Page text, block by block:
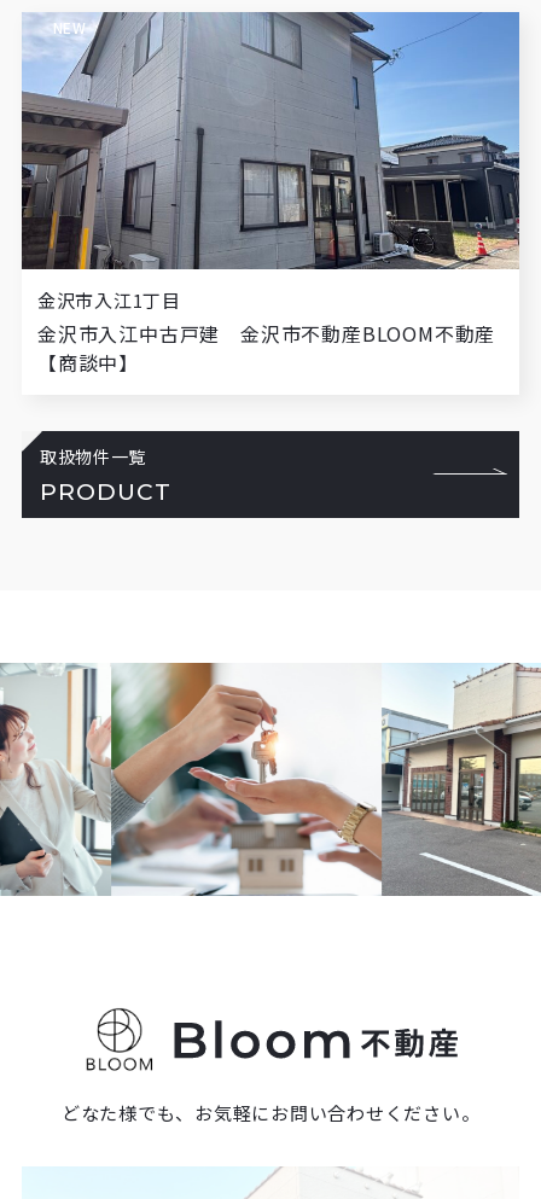
金沢市入江1丁目
金沢市入江中古戸建 金沢市不動産BLOOM不動産
【商談中】
NEW
取扱物件一覧
PRODUCT
どなた様でも、お気軽にお問い合わせください。